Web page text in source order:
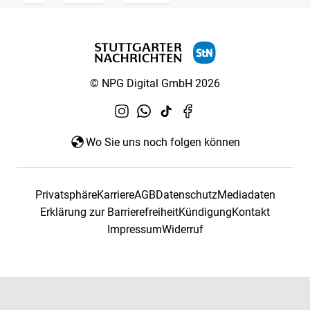
© NPG Digital GmbH 2026
Wo Sie uns noch folgen können
PrivatsphäreKarriereAGBDatenschutzMediadaten
Erklärung zur BarrierefreiheitKündigungKontakt
ImpressumWiderruf